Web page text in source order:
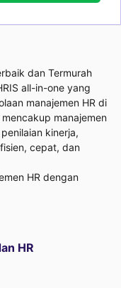
dan Termurah
all-in-one yang
manajemen HR di
manajemen
kinerja,
cepat, dan
HR dengan
HR